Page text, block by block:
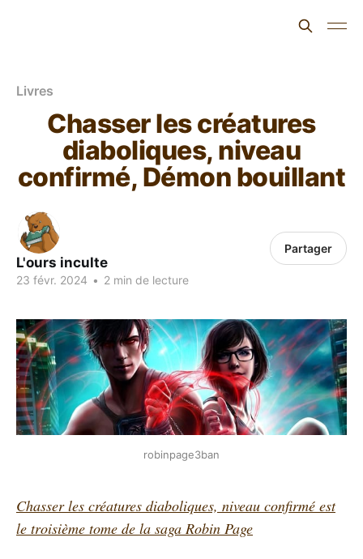
Livres
Chasser les créatures
diaboliques, niveau
confirmé, Démon bouillant
L'ours inculte
23 févr. 2024 • 2 min de lecture
Partager
robinpage3ban
Chasser les créatures diaboliques, niveau confirmé est
le troisième tome de la saga Robin Page